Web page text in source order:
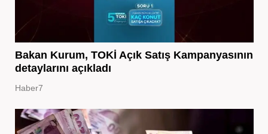
Bakan Kurum, TOKİ Açık Satış Kampanyasının
detaylarını açıkladı
Haber7